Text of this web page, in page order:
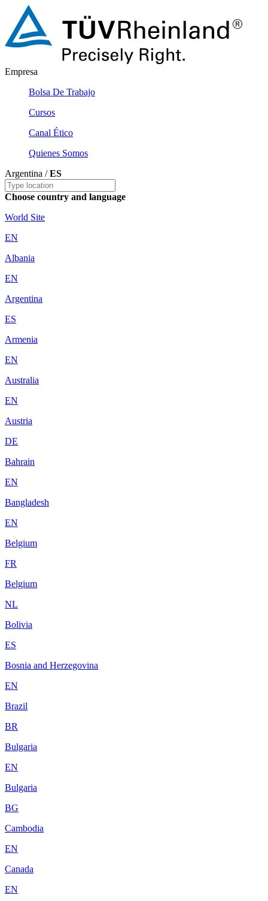
Empresa
Bolsa De Trabajo
Cursos
Canal Ético
Quienes Somos
Argentina /ES
Choose country and language
World Site
EN
Albania
EN
Argentina
ES
Armenia
EN
Australia
EN
Austria
DE
Bahrain
EN
Bangladesh
EN
Belgium
FR
Belgium
NL
Bolivia
ES
Bosnia and Herzegovina
EN
Brazil
BR
Bulgaria
EN
Bulgaria
BG
Cambodia
EN
Canada
EN